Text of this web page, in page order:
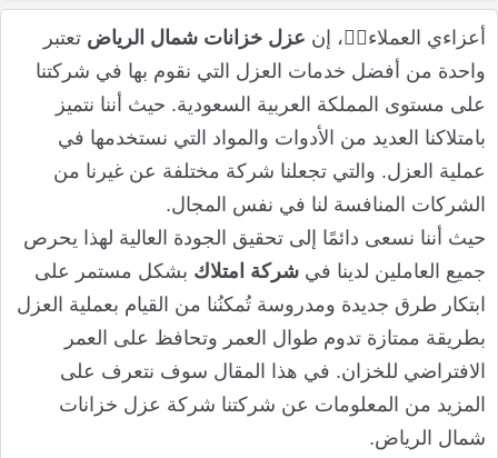
أعزاءي العملاء🙋‍♂️، إن عزل خزانات شمال الرياض تعتبر
واحدة من أفضل خدمات العزل التي نقوم بها في شركتنا
على مستوى المملكة العربية السعودية. حيث أننا نتميز
بامتلاكنا العديد من الأدوات والمواد التي نستخدمها في
عملية العزل. والتي تجعلنا شركة مختلفة عن غيرنا من
الشركات المنافسة لنا في نفس المجال.
حيث أننا نسعى دائمًا إلى تحقيق الجودة العالية لهذا يحرص
جميع العاملين لدينا في شركة امتلاك بشكل مستمر على
ابتكار طرق جديدة ومدروسة تُمكنُنا من القيام بعملية العزل
بطريقة ممتازة تدوم طوال العمر وتحافظ على العمر
الافتراضي للخزان. في هذا المقال سوف نتعرف على
المزيد من المعلومات عن شركتنا شركة عزل خزانات
شمال الرياض.